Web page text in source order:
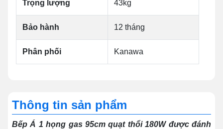
Trọng lượng 43kg
Bảo hành 12 tháng
Phân phối Kanawa
Thông tin sản phẩm
Bếp Á 1 họng gas 95cm quạt thổi 180W được đánh